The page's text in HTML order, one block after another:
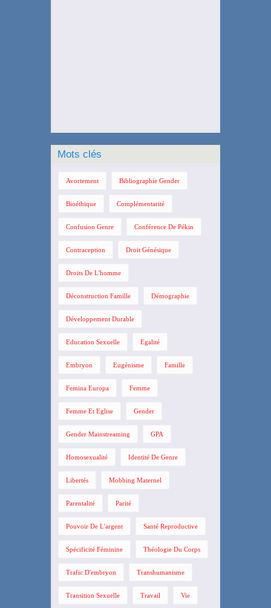
Mots clés
Avortement Bibliographie Gender
Bioéthique Complémentarité
Confusion Genre Conférence De Pékin
Contraception Droit Génésique
Droits De L'homme
Déconstruction Famille Démographie
Développement Durable
Education Sexuelle Egalité
Embryon Eugénisme Famille
Femina Europa Femme
Femme Et Eglise Gender
Gender Mainstreaming GPA
Homosexualité Identité De Genre
Libertés Mobbing Maternel
Parentalité Parité
Pouvoir De L'argent Santé Reproductive
Spécificité Féminine Théologie Du Corps
Trafic D'embryon Transhumanisme
Transition Sexuelle Travail Vie